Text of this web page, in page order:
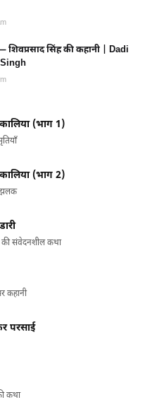
शिवप्रसाद सिंह की कहानी | Dadi
(भाग 1)
(भाग 2)
झलक
की संवेदनशील कथा
कहानी
परसाई
कथा